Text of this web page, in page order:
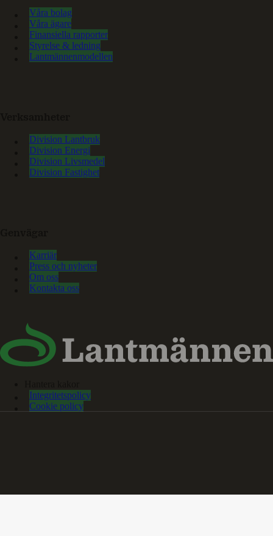
Våra bolag
Våra ägare
Finansiella rapporter
Styrelse & ledning
Lantmännenmodellen
Division Lantbruk
Division Energi
Division Livsmedel
Division Fastighet
Karriär
Press och nyheter
Om oss
Kontakta oss
Integritetspolicy
Cookie policy